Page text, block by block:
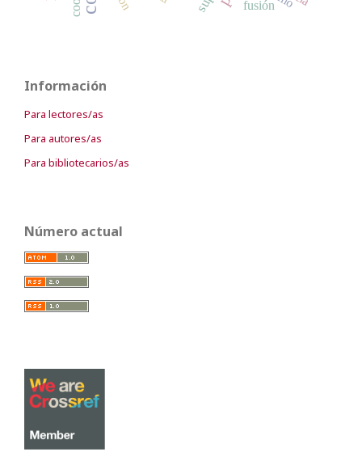
fusión
Información
Para lectores/as
Para autores/as
Para bibliotecarios/as
Número actual